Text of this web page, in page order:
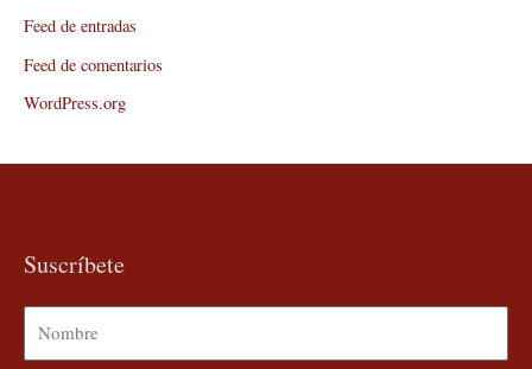
Feed de entradas
Feed de comentarios
WordPress.org
Suscríbete